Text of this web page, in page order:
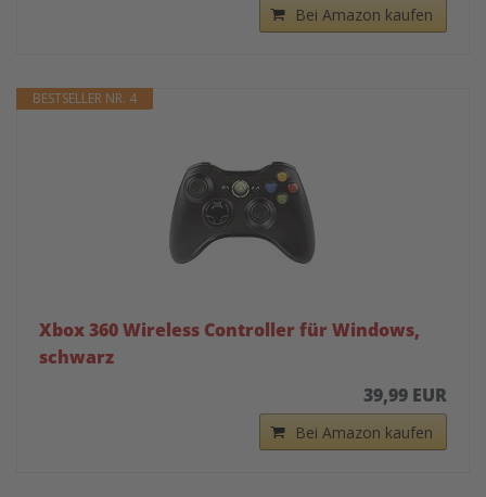
Bei Amazon kaufen
BESTSELLER NR. 4
Xbox 360 Wireless Controller für Windows,
schwarz
39,99 EUR
Bei Amazon kaufen